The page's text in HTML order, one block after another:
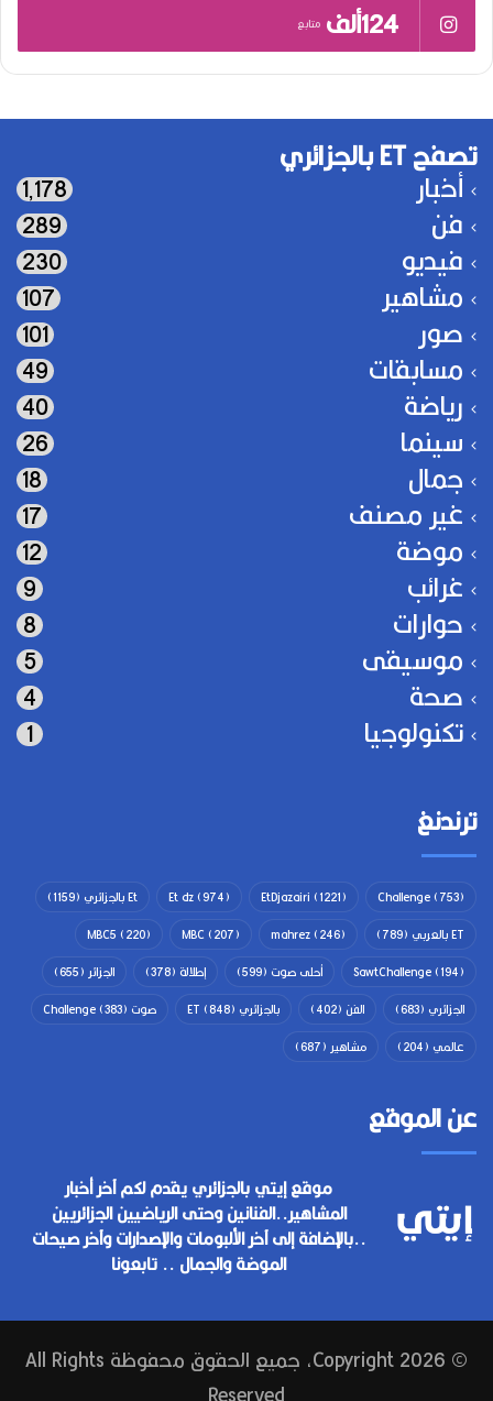
124ألف متابع
تصفح ET بالجزائري
أخبار 1٬178
فن 289
فيديو 230
مشاهير 107
صور 101
مسابقات 49
رياضة 40
سينما 26
جمال 18
غير مصنف 17
موضة 12
غرائب 9
حوارات 8
موسيقى 5
صحة 4
تكنولوجيا 1
ترندنغ
Challenge(753)
EtDjazairi (1221)
Et dz(974) Et بالجزائري
(1159)
ET بالعربي
(789)
mahrez(246)
MBC(207)
MBC5 (220)
SawtChallenge(194) أحلى صوت (599) إطلالة (378) الجزائر (655)
الجزائري (683) الفن (402) بالجزائري ET (848) صوت Challenge (383)
عالمي (204) مشاهير (687)
عن الموقع
موقع إيتي بالجزائري يقدم لكم آخر أخبار
المشاهير..الفنانين وحتى الرياضيين الجزائريين
..بالإضافة إلى آخر الألبومات والإصدارات وآخر صيحات
الموضة والجمال .. تابعونا
© Copyright 2026, جميع الحقوق محفوظة All Rights